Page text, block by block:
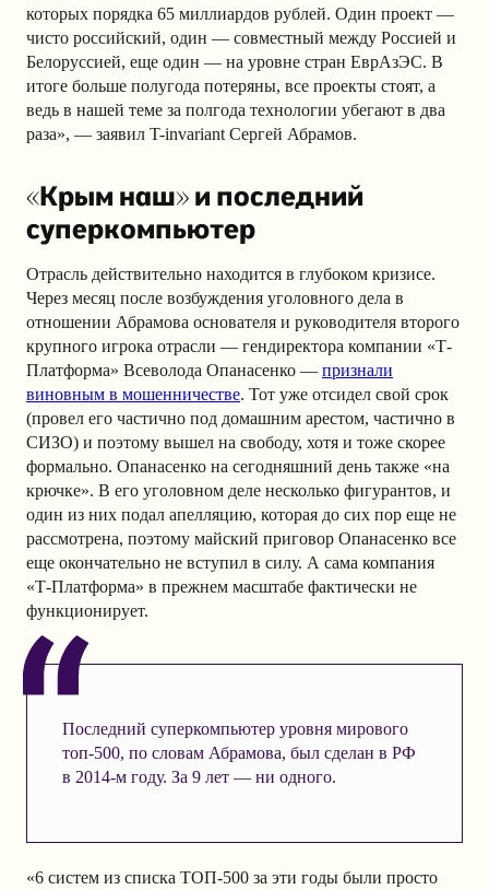
которых порядка 65 миллиардов рублей. Один проект —
чисто российский, один — совместный между Россией и
Белоруссией, еще один — на уровне стран ЕврАзЭС. В
итоге больше полугода потеряны, все проекты стоят, а
ведь в нашей теме за полгода технологии убегают в два
раза», — заявил T-invariant Сергей Абрамов.
«Крым наш» и последний
суперкомпьютер
Отрасль действительно находится в глубоком кризисе.
Через месяц после возбуждения уголовного дела в
отношении Абрамова основателя и руководителя второго
крупного игрока отрасли — гендиректора компании «Т-
Платформа» Всеволода Опанасенко — признали
виновным в мошенничестве. Тот уже отсидел свой срок
(провел его частично под домашним арестом, частично в
СИЗО) и поэтому вышел на свободу, хотя и тоже скорее
формально. Опанасенко на сегодняшний день также «на
крючке». В его уголовном деле несколько фигурантов, и
один из них подал апелляцию, которая до сих пор еще не
рассмотрена, поэтому майский приговор Опанасенко все
еще окончательно не вступил в силу. А сама компания
«Т-Платформа» в прежнем масштабе фактически не
функционирует.
Последний суперкомпьютер уровня мирового
топ-500, по словам Абрамова, был сделан в РФ
в 2014-м году. За 9 лет — ни одного.
«6 систем из списка ТОП-500 за эти годы были просто